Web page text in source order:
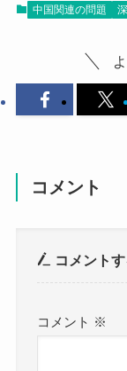
中国関連の問題
コメント
コメント
コメント ※